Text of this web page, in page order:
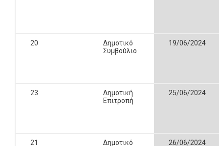
20
Δημοτικό
Συμβούλιο
19/06/2024
23
Δημοτική
Επιτροπή
25/06/2024
21
Δημοτικό
26/06/2024